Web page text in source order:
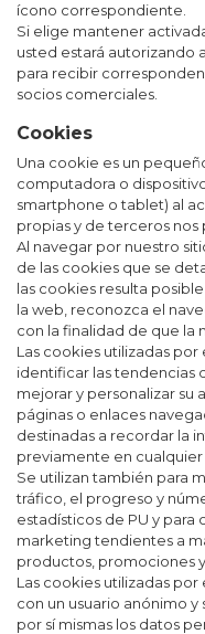
ícono correspondiente.
Si elige mantener
usted estará autorizando
para recibir
socios comerciales.
Cookies
Una cookie es un
computadora o
smartphone o tablet) al
propias y de terceros nos
Al navegar por nuestro
de las cookies que se
las cookies resulta
la web, reconozca el
con la finalidad de que la
Las cookies utilizadas por
identificar las tendencias
mejorar y personalizar su
páginas o enlaces
destinadas a recordar la
previamente en cualquier
Se utilizan también para
tráfico, el progreso y
estadísticos de PU y para
marketing tendientes a
productos, promociones
Las cookies utilizadas
con un usuario anónimo
por sí mismas los datos